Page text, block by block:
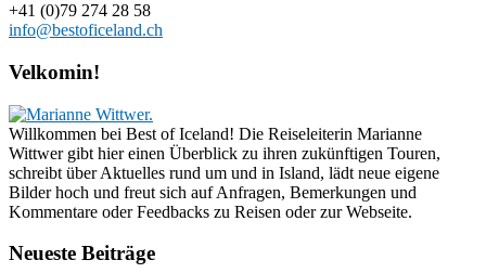
+41 (0)79 274 28 58
info@bestoficeland.ch
Velkomin!
Willkommen bei Best of Iceland! Die Reiseleiterin Marianne
Wittwer gibt hier einen Überblick zu ihren zukünftigen Touren,
schreibt über Aktuelles rund um und in Island, lädt neue eigene
Bilder hoch und freut sich auf Anfragen, Bemerkungen und
Kommentare oder Feedbacks zu Reisen oder zur Webseite.
Neueste Beiträge